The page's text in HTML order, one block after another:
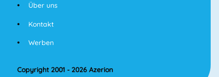
Über uns
Kontakt
Werben
Copyright 2001 - 2026 Azerion